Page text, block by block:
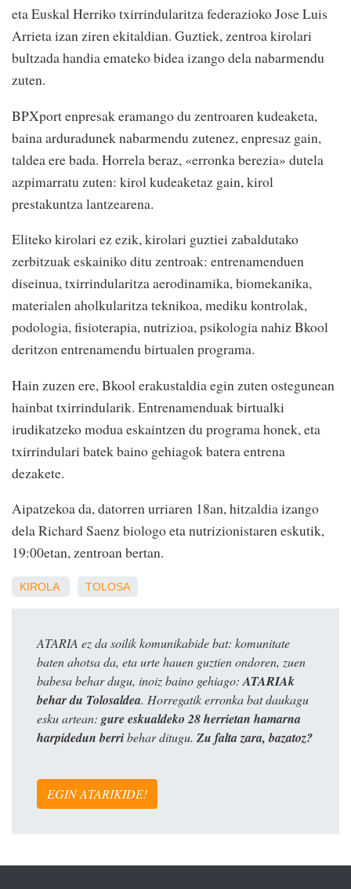
eta Euskal Herriko txirrindularitza federazioko Jose Luis
Arrieta izan ziren ekitaldian. Guztiek, zentroa kirolari
bultzada handia emateko bidea izango dela nabarmendu
zuten.
BPXport enpresak eramango du zentroaren kudeaketa,
baina arduradunek nabarmendu zutenez, enpresaz gain,
taldea ere bada. Horrela beraz, «erronka berezia» dutela
azpimarratu zuten: kirol kudeaketaz gain, kirol
prestakuntza lantzearena.
Eliteko kirolari ez ezik, kirolari guztiei zabaldutako
zerbitzuak eskainiko ditu zentroak: entrenamenduen
diseinua, txirrindularitza aerodinamika, biomekanika,
materialen aholkularitza teknikoa, mediku kontrolak,
podologia, fisioterapia, nutrizioa, psikologia nahiz Bkool
deritzon entrenamendu birtualen programa.
Hain zuzen ere, Bkool erakustaldia egin zuten ostegunean
hainbat txirrindularik. Entrenamenduak birtualki
irudikatzeko modua eskaintzen du programa honek, eta
txirrindulari batek baino gehiagok batera entrena
dezakete.
Aipatzekoa da, datorren urriaren 18an, hitzaldia izango
dela Richard Saenz biologo eta nutrizionistaren eskutik,
19:00etan, zentroan bertan.
KIROLA TOLOSA
ATARIA ez da soilik komunikabide bat: komunitate
baten ahotsa da, eta urte hauen guztien ondoren, zuen
babesa behar dugu, inoiz baino gehiago: ATARIAk
behar du Tolosaldea. Horregatik erronka bat daukagu
esku artean: gure eskualdeko 28 herrietan hamarna
harpidedun berribehar ditugu. Zu falta zara, bazatoz?
EGIN ATARIKIDE!